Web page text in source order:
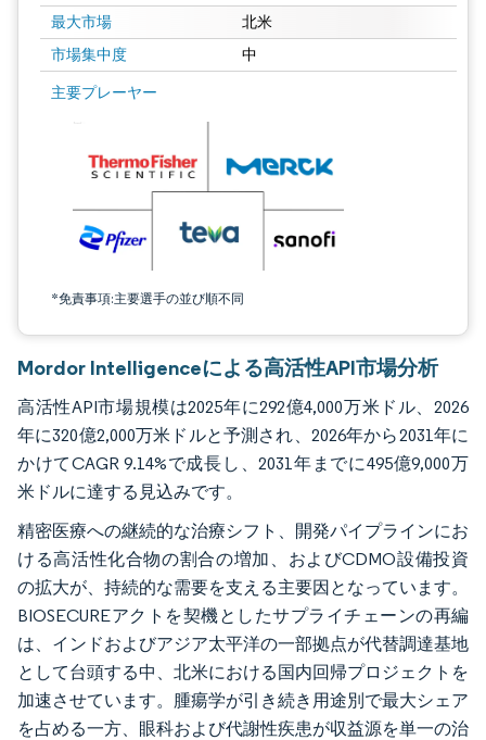
最大市場 北米
市場集中度 中
主要プレーヤー
*免責事項:主要選手の並び順不同
画像 © Mordor Intelligence。再利用にはCC BY 4.0の表示が必要です。
Mordor Intelligenceによる高活性API市場分析
高活性API市場規模は2025年に292億4,000万米ドル、2026
年に320億2,000万米ドルと予測され、2026年から2031年に
かけてCAGR 9.14%で成長し、2031年までに495億9,000万
米ドルに達する見込みです。
精密医療への継続的な治療シフト、開発パイプラインにお
ける高活性化合物の割合の増加、およびCDMO設備投資
の拡大が、持続的な需要を支える主要因となっています。
BIOSECUREアクトを契機としたサプライチェーンの再編
は、インドおよびアジア太平洋の一部拠点が代替調達基地
として台頭する中、北米における国内回帰プロジェクトを
加速させています。腫瘍学が引き続き用途別で最大シェア
を占める一方、眼科および代謝性疾患が収益源を単一の治